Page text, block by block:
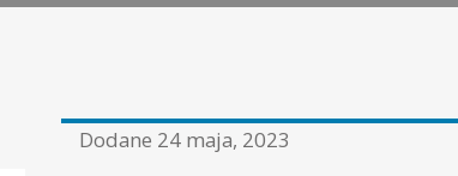
Dodane 24 maja, 2023